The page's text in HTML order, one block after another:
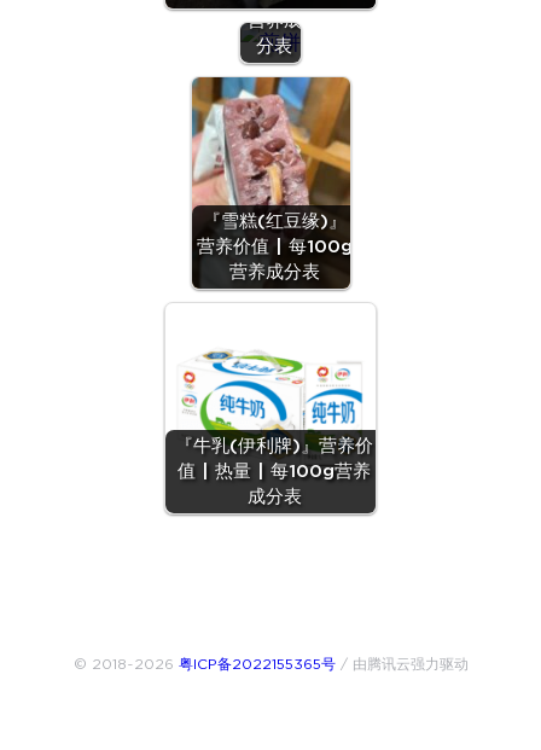
营养成
分表
『雪糕(红豆缘)』
营养价值 | 每100g
营养成分表
『牛乳(伊利牌)』营养价
值 | 热量 | 每100g营养
成分表
© 2018~2026 粤ICP备2022155365号/ 由腾讯云强力驱动